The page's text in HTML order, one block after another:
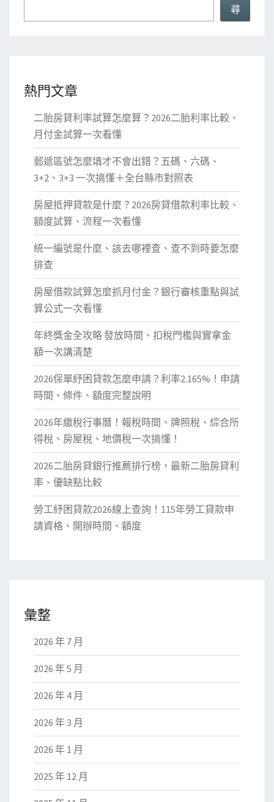
尋
熱門文章
二胎房貸利率試算怎麼算？2026二胎利率比較、
月付金試算一次看懂
郵遞區號怎麼填才不會出錯？五碼、六碼、
3+2、3+3 一次搞懂＋全台縣市對照表
房屋抵押貸款是什麼？2026房貸借款利率比較、
額度試算、流程一次看懂
統一編號是什麼、該去哪裡查、查不到時要怎麼
排查
房屋借款試算怎麼抓月付金？銀行審核重點與試
算公式一次看懂
年終獎金全攻略 發放時間、扣稅門檻與實拿金
額一次講清楚
2026保單紓困貸款怎麼申請？利率2.165%！申請
時間、條件、額度完整說明
2026年繳稅行事曆！報稅時間、牌照稅、綜合所
得稅、房屋稅、地價稅一次搞懂！
2026二胎房貸銀行推薦排行榜，最新二胎房貸利
率、優缺點比較
勞工紓困貸款2026線上查詢！115年勞工貸款申
請資格、開辦時間、額度
彙整
2026 年 7 月
2026 年 5 月
2026 年 4 月
2026 年 3 月
2026 年 1 月
2025 年 12 月